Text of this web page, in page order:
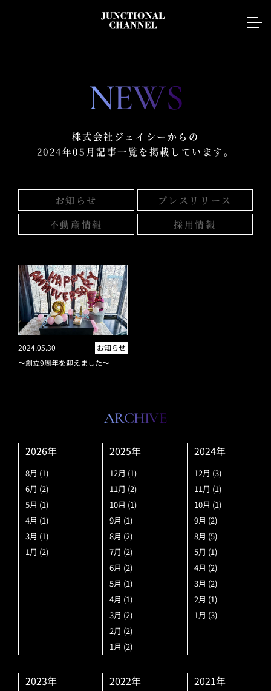
NEWS
株式会社ジェイシーからの
2024年05月記事一覧を掲載しています。
お知らせ
プレスリリース
不動産情報
採用情報
2024.05.30
お知らせ
～創立9周年を迎えました～
ARCHIVE
2026年
8月 (1)
6月 (2)
5月 (1)
4月 (1)
3月 (1)
1月 (2)
2025年
12月 (1)
11月 (2)
10月 (1)
9月 (1)
8月 (2)
7月 (2)
6月 (2)
5月 (1)
4月 (1)
3月 (2)
2月 (2)
1月 (2)
2024年
12月 (3)
11月 (1)
10月 (1)
9月 (2)
8月 (5)
5月 (1)
4月 (2)
3月 (2)
2月 (1)
1月 (3)
2023年 2022年 2021年